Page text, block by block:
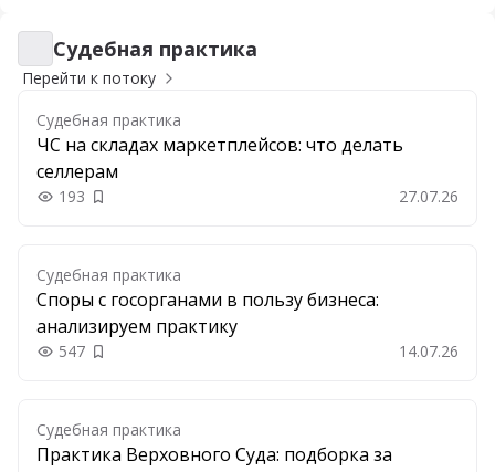
Судебная практика
Судебная практика
Перейти к потоку
Судебная практика
ЧС на складах маркетплейсов: что делать
селлерам
193 Добавить в закладки 27.07.26
Судебная практика
Споры с госорганами в пользу бизнеса:
анализируем практику
547 Добавить в закладки 14.07.26
Судебная практика
Практика Верховного Суда: подборка за